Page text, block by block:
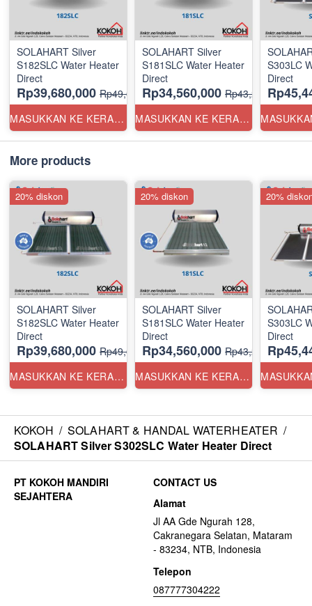
SOLAHART Silver
S182SLC Water Heater
Direct
Rp39,680,000 Rp49,600,000
MASUKKAN KE KERANJANG
SOLAHART Silver
S181SLC Water Heater
Direct
Rp34,560,000 Rp43,200,000
MASUKKAN KE KERANJANG
S303LC
Direct
More products
SOLAHART Silver
S182SLC Water Heater
Direct
Rp39,680,000 Rp49,600,000
MASUKKAN KE KERANJANG
20% diskon
SOLAHART Silver
S181SLC Water Heater
Direct
Rp34,560,000 Rp43,200,000
MASUKKAN KE KERANJANG
20% diskon
S303LC
Direct
20%
KOKOH / SOLAHART & HANDAL WATERHEATER /
SOLAHART Silver S302SLC Water Heater Direct
CONTACT US
Alamat
Jl AA Gde Ngurah 128,
Cakranegara Selatan, Mataram
- 83234, NTB, Indonesia
Telepon
087777304222